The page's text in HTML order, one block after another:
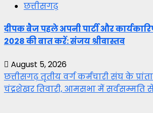
छत्तीसगढ़
दीपक बैज पहले अपनी पार्टी और
2028 की बात करें: संजय श्रीवास्तव
August 5, 2026
छत्तीसगढ़ तृतीय वर्ग कर्मचारी संघ के
चंद्रशेखर तिवारी, आमसभा में सर्वसम्मति से